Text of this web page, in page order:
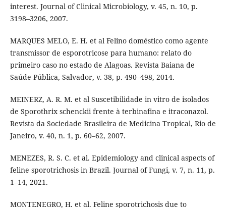
interest. Journal of Clinical Microbiology, v. 45, n. 10, p.
3198–3206, 2007.
MARQUES MELO, E. H. et al Felino doméstico como agente
transmissor de esporotricose para humano: relato do
primeiro caso no estado de Alagoas. Revista Baiana de
Saúde Pública, Salvador, v. 38, p. 490–498, 2014.
MEINERZ, A. R. M. et al Suscetibilidade in vitro de isolados
de Sporothrix schenckii frente à terbinafina e itraconazol.
Revista da Sociedade Brasileira de Medicina Tropical, Rio de
Janeiro, v. 40, n. 1, p. 60–62, 2007.
MENEZES, R. S. C. et al. Epidemiology and clinical aspects of
feline sporotrichosis in Brazil. Journal of Fungi, v. 7, n. 11, p.
1–14, 2021.
MONTENEGRO, H. et al. Feline sporotrichosis due to